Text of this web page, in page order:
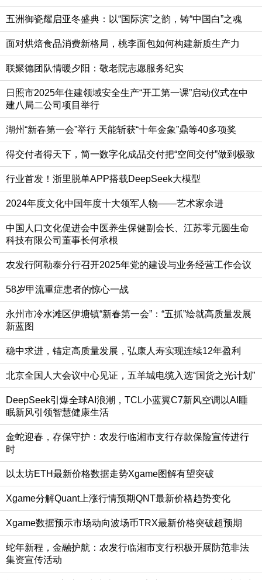
五洲御瓷耀启亚冬盛典：以“国际滨”之韵，铸“中国白”之魂
面对烘焙食品消费新格局，桃李面包如何构建新质生产力
联聚德团队情暖夕阳：敬老院志愿服务纪实
日照市2025年住建领域安全生产“开工第一课”启动仪式在中
建八局二公司项目举行
湖州“新春第一会”举行 天能斩获“十年金象”鼎等40多项奖
得交付者得天下，简一数字化成品交付把“空间交付”做到极致
行业首发！浙里脱单APP搭载DeepSeek大模型
2024年度文化中国年度十大领军人物——艺术家余进
中国人口文化促进会中医养生保健副会长、江苏零元圆生命
科技有限公司董事长何承根
农发行阿勒泰分行召开2025年党的建设与业务经营工作会议
58岁甲流重症患者的惊心一战
永州市冷水滩区伊塘镇“新春第一会”：“五抓”绘就高质量发展
新蓝图
稳中求进，锚定高质量发展，弘康人寿实现连续12年盈利
北京全国人大会议中心见证，五羊城电缆入选“国货之光计划”
DeepSeek引爆全球AI浪潮，TCL小蓝翼C7新风空调以AI睡
眠新风引领智慧健康生活
金蛇迎春，存保守护：农发行临湘市支行存款保险宣传进行
时
以太坊ETH最新价格数据走势Xgame图解有望突破
Xgame分解Quant上涨行情预期QNT最新价格趋势变化
Xgame数据预示市场动向波场币TRX最新价格突破超预期
蛇年新程，金融护航：农发行临湘市支行积极开展防范非法
集资宣传活动